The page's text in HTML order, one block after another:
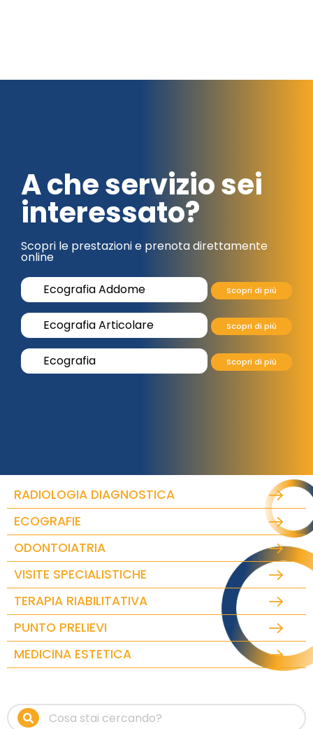
A che servizio sei
interessato?
Scopri le prestazioni e prenota direttamente
online
Ecografia Addome
Scopri di più
Ecografia Articolare Scopri di più
Ecografia Scopri di più
RADIOLOGIA DIAGNOSTICA
ECOGRAFIE
ODONTOIATRIA
VISITE SPECIALISTICHE
TERAPIA RIABILITATIVA
PUNTO PRELIEVI
MEDICINA ESTETICA